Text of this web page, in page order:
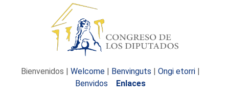
Bienvenidos | Welcome | Benvinguts | Ongi etorri |
Benvidos
Enlaces